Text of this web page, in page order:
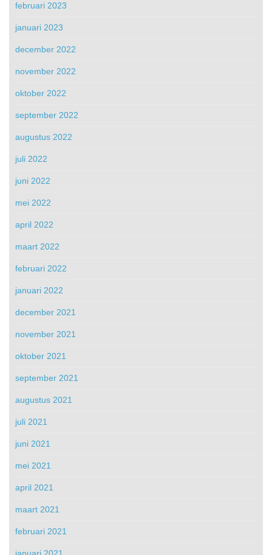
februari 2023
januari 2023
december 2022
november 2022
oktober 2022
september 2022
augustus 2022
juli 2022
juni 2022
mei 2022
april 2022
maart 2022
februari 2022
januari 2022
december 2021
november 2021
oktober 2021
september 2021
augustus 2021
juli 2021
juni 2021
mei 2021
april 2021
maart 2021
februari 2021